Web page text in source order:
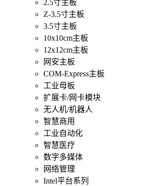
2.5寸主板
Z-3.5寸主板
3.5寸主板
10x10cm主板
12x12cm主板
网安主板
COM-Express主板
工业母板
扩展卡/网卡模块
无人机/机器人
智慧商用
工业自动化
智慧医疗
数字多媒体
网络管理
Intel平台系列